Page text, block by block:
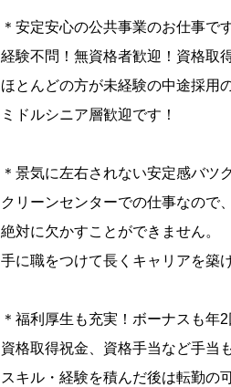
＊安定安心の公共事業のお仕事で
経験不問！無資格者歓迎！資格取
ほとんどの方が未経験の中途採用
ミドルシニア層歓迎です！
＊景気に左右されない安定感バツ
クリーンセンターでの仕事なので
絶対に欠かすことができません。
手に職をつけて長くキャリアを築
＊福利厚生も充実！ボーナスも年2
資格取得祝金、資格手当など手当
スキル・経験を積んだ後は転勤の